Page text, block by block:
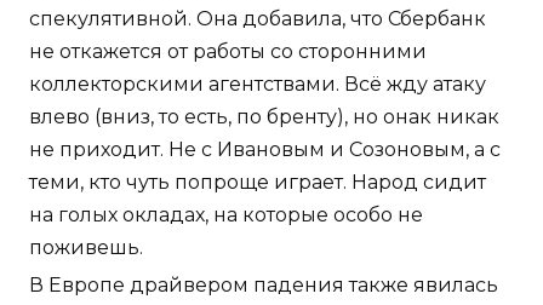
спекулятивной. Она добавила, что Сбербанк
не откажется от работы со сторонними
коллекторскими агентствами. Всё жду атаку
влево (вниз, то есть, по бренту), но онак никак
не приходит. Не с Ивановым и Созоновым, а с
теми, кто чуть попроще играет. Народ сидит
на голых окладах, на которые особо не
поживешь.
В Европе драйвером падения также явилась